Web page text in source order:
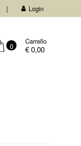
Login
0
Carrello
€ 0,00